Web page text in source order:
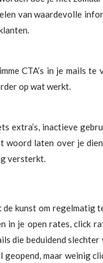
van waardevolle
CTA’s in je mails
op wat werkt.
extra’s, inactieve
woord laten over je
versterkt.
kunst om regelmatig
in je open rates, click
die beduidend slechter
maar weinig